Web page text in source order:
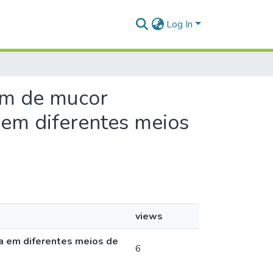
Log In
de mucor
diferentes meios
views
em diferentes meios de
6